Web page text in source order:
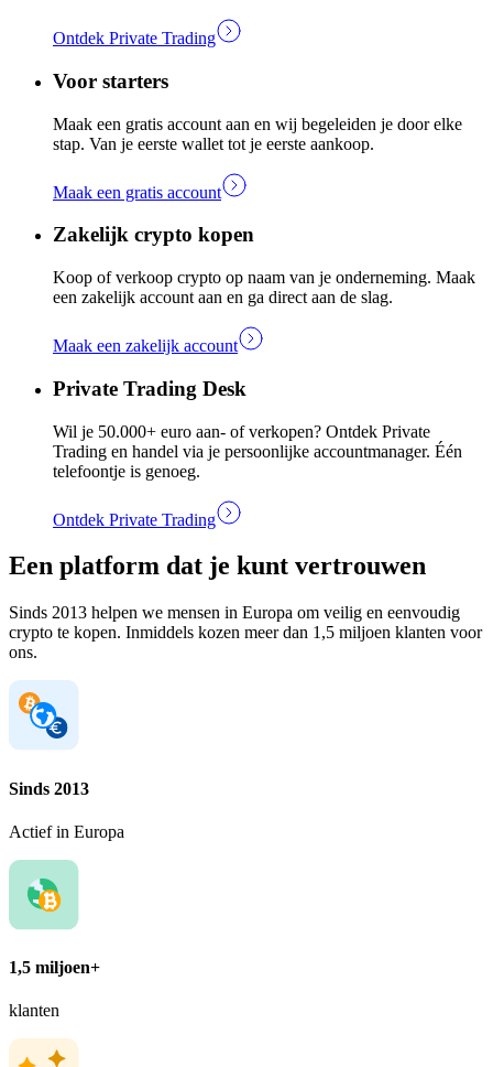
Ontdek Private Trading
Voor starters
Maak een gratis account aan en wij begeleiden je door elke
stap. Van je eerste wallet tot je eerste aankoop.
Maak een gratis account
Zakelijk crypto kopen
Koop of verkoop crypto op naam van je onderneming. Maak
een zakelijk account aan en ga direct aan de slag.
Maak een zakelijk account
Private Trading Desk
Wil je 50.000+ euro aan- of verkopen? Ontdek Private
Trading en handel via je persoonlijke accountmanager. Één
telefoontje is genoeg.
Ontdek Private Trading
Een platform dat je kunt vertrouwen
Sinds 2013 helpen we mensen in Europa om veilig en eenvoudig
crypto te kopen. Inmiddels kozen meer dan 1,5 miljoen klanten voor
ons.
Sinds 2013
Actief in Europa
1,5 miljoen+
klanten